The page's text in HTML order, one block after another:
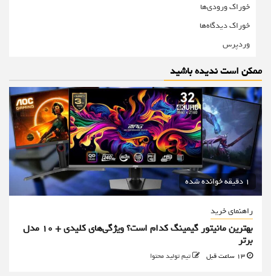
خوراک ورودی‌ها
خوراک دیدگاه‌ها
وردپرس
ممکن است ندیده باشید
1 دقیقه خوانده شده
راهنمای خرید
بهترین مانیتور گیمینگ کدام است؟ ویژگی‌های کلیدی + 10 مدل
برتر
تیم تولید محتوا